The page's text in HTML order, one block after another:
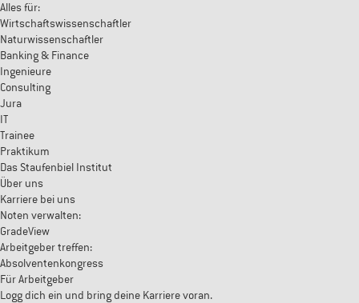
Alles für:
Wirtschaftswissenschaftler
Naturwissenschaftler
Banking & Finance
Ingenieure
Consulting
Jura
IT
Trainee
Praktikum
Das Staufenbiel Institut
Über uns
Karriere bei uns
Noten verwalten:
GradeView
Arbeitgeber treffen:
Absolventenkongress
Für Arbeitgeber
Logg dich ein und bring deine Karriere voran.